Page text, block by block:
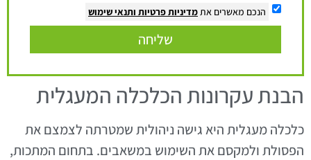
הנכם מאשרים את מדיניות פרטיות ותנאי שימוש
שליחה
הבנת עקרונות הכלכלה המעגלית
כלכלה מעגלית היא גישה ניהולית שמטרתה לצמצם את
הפסולת ולמקסם את השימוש במשאבים. בתחום המתכות,